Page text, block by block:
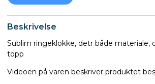
Beskrivelse
Sublim ringeklokke, detr både materiale,
topp
Videoen på varen beskriver produktet